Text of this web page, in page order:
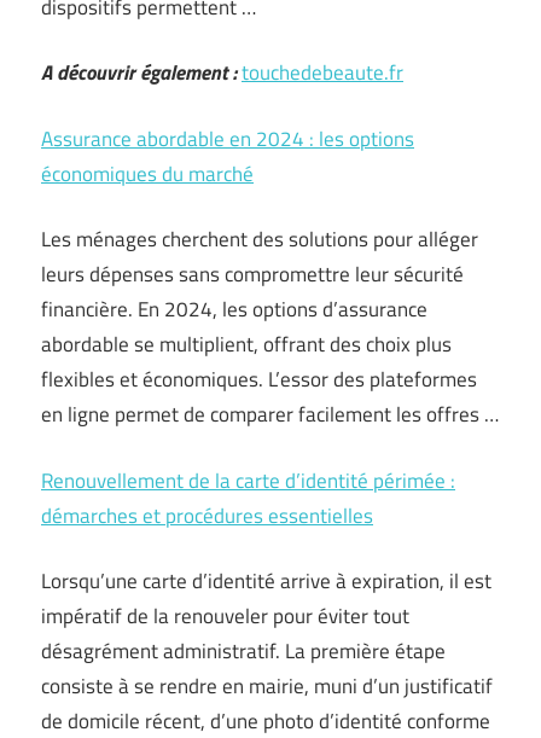
dispositifs permettent …
A découvrir également :touchedebeaute.fr
Assurance abordable en 2024 : les options
économiques du marché
Les ménages cherchent des solutions pour alléger
leurs dépenses sans compromettre leur sécurité
financière. En 2024, les options d’assurance
abordable se multiplient, offrant des choix plus
flexibles et économiques. L’essor des plateformes
en ligne permet de comparer facilement les offres …
Renouvellement de la carte d’identité périmée :
démarches et procédures essentielles
Lorsqu’une carte d’identité arrive à expiration, il est
impératif de la renouveler pour éviter tout
désagrément administratif. La première étape
consiste à se rendre en mairie, muni d’un justificatif
de domicile récent, d’une photo d’identité conforme